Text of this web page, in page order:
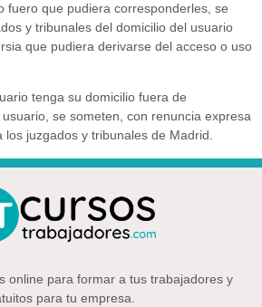
fuero que pudiera corresponderles, se
y tribunales del domicilio del usuario
que pudiera derivarse del acceso o uso
tenga su domicilio fuera de
usuario, se someten, con renuncia expresa
juzgados y tribunales de Madrid.
online para formar a tus trabajadores y
para tu empresa.